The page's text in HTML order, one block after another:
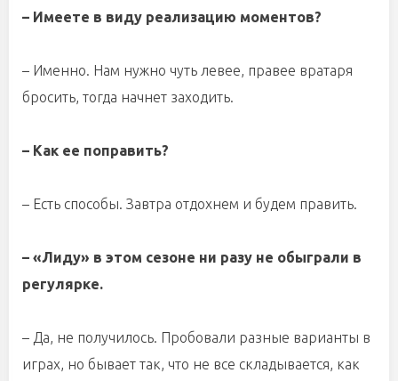
– Имеете в виду реализацию моментов?
– Именно. Нам нужно чуть левее, правее вратаря
бросить, тогда начнет заходить.
– Как ее поправить?
– Есть способы. Завтра отдохнем и будем править.
– «Лиду» в этом сезоне ни разу не обыграли в
регулярке.
– Да, не получилось. Пробовали разные варианты в
играх, но бывает так, что не все складывается, как